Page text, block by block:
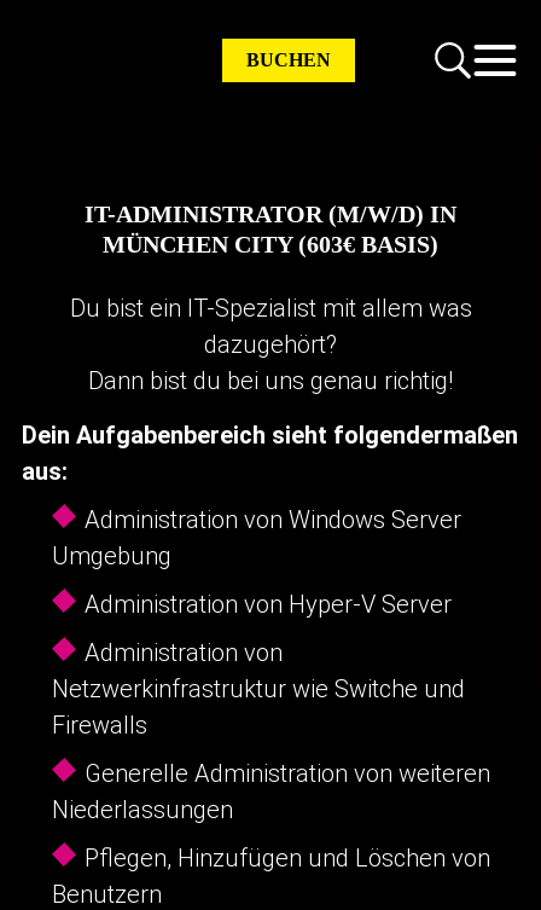
BUCHEN
IT-ADMINISTRATOR (M/W/D) IN
MÜNCHEN CITY (603€ BASIS)
Du bist ein IT-Spezialist mit allem was
dazugehört?
Dann bist du bei uns genau richtig!
Dein Aufgabenbereich sieht folgendermaßen
aus:
Administration von Windows Server
Umgebung
Administration von Hyper-V Server
Administration von
Netzwerkinfrastruktur wie Switche und
Firewalls
Generelle Administration von weiteren
Niederlassungen
Pflegen, Hinzufügen und Löschen von
Benutzern